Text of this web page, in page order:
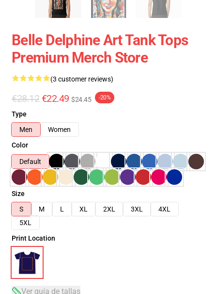
Belle Delphine Art Tank Tops
Premium Merch Store
(3 customer reviews)
€28.12 €22.49 $24.45 -20%
Type
Men
Women
Color
Default
Size
S
M L XL 2XL 3XL
4XL
5XL
Print Location
Ver guía de tallas